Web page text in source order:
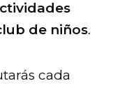
de niños.
cada